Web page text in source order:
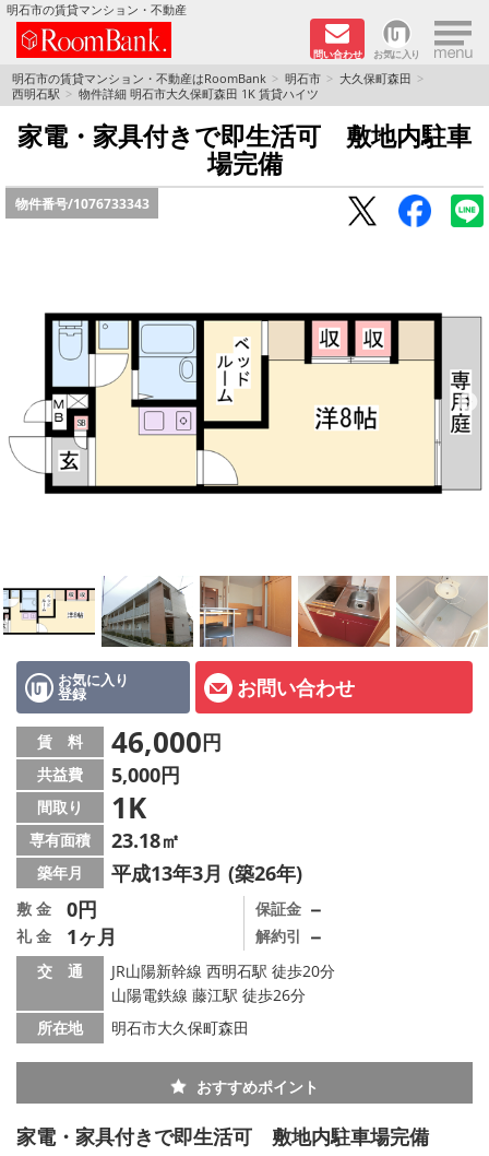
明石市の賃貸マンション・不動産
問い合わせ お気に入り ×
TOPページ
分譲マンションシリーズ
リノベーション物件
路線·駅から探す
地域から探す
地図から探す
オーナー様へ
LINE公式アカウント
店舗情報·アクセス
会社概要
メールでお問い合わせ
明石市の賃貸マンション・不動産はRoomBank 明石市
大久保町森田
西明石駅
物件詳細 明石市大久保町森田 1K 賃貸ハイツ
家電・家具付きで即生活可 敷地内駐車
場完備
物件番号/1076733343
お気に入り
登録 お問い合わせ
賃 料 46,000円
共益費 5,000円
間取り 1K
専有面積 23.18㎡
築年月 平成13年3月 (築26年)
敷 金 0円
礼 金 1ヶ月
保証金 －
解約引 －
交 通
JR山陽新幹線 西明石駅 徒歩20分
山陽電鉄線 藤江駅 徒歩26分
所在地
明石市大久保町森田
おすすめポイント
家電・家具付きで即生活可 敷地内駐車場完備